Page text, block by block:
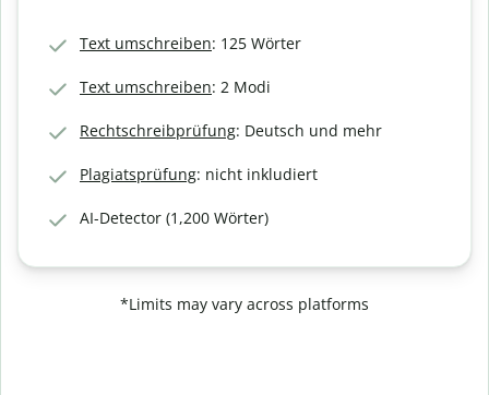
Text umschreiben: 125 Wörter
Text umschreiben: 2 Modi
Rechtschreibprüfung: Deutsch und mehr
Plagiatsprüfung: nicht inkludiert
AI-Detector (1,200 Wörter)
*Limits may vary across platforms